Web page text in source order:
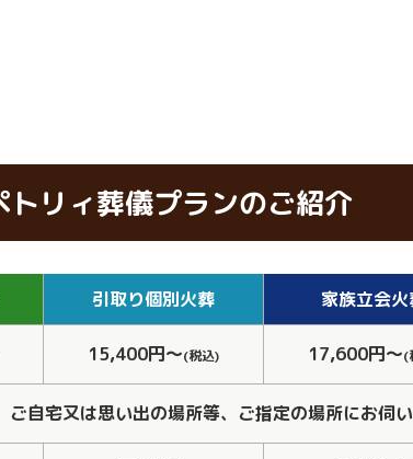
トリィ葬儀プランのご紹介
引取り個別火葬 家族立会
15,400円～(税込) 17,600円～(
ご自宅又は思い出の場所等、ご指定の場所にお伺